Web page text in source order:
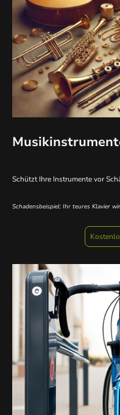
Schützt Ihre Instrumente vor
Schadensbeispiel: Ihr teures Klavier